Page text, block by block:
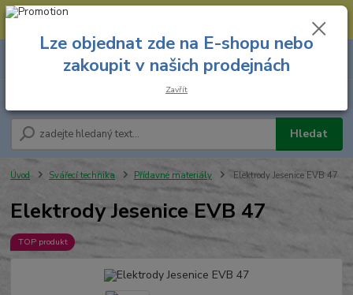
--- Spojovací materiál: 774 431 045 --- Prodejna nářadí: 731 449 423 --
Hledat
8.00 hod. - 16.00 hod.
za
Úvod Svářecí technika Přídavné materiály Elektrody Jesenice EVB 47
Elektrody Jesenice EVB 47
TOP produkt
Lze objednat zde na E-shopu nebo
zakoupit v našich prodejnách
Zavřít